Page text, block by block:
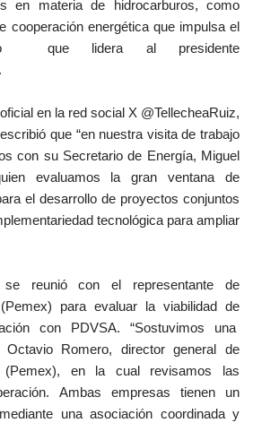
en materia de hidrocarburos, como
cooperación energética que impulsa el
que lidera al presidente
en la red social X @TellecheaRuiz,
que “en nuestra visita de trabajo
con su Secretario de Energía, Miguel
evaluamos la gran ventana de
el desarrollo de proyectos conjuntos
tecnológica para ampliar
se reunió con el representante de
para evaluar la viabilidad de
con PDVSA. “Sostuvimos una
Romero, director general de
(Pemex), en la cual revisamos las
Ambas empresas tienen un
una asociación coordinada y